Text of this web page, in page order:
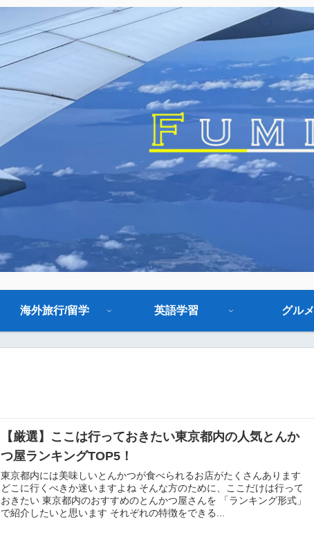
海外旅行/留学 英語学習 グルメ
【厳選】ここは行っておきたい東京都内の人気とんか
つ屋ランキングTOP5！
東京都内には美味しいとんかつが食べられるお店がたくさんあります
どこに行くべきか迷いますよね そんな方のために、ここだけは行って
おきたい 東京都内のおすすめのとんかつ屋さんを 「ランキング形式」
で紹介したいと思います それぞれの特徴をできる...